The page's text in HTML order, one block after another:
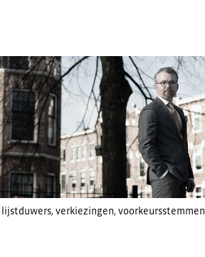
lijstduwers,verkiezingen,voorkeursstemmen